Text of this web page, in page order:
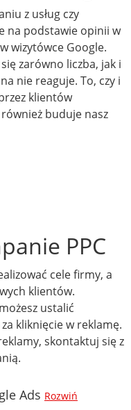
z usług czy
na podstawie opinii w
wizytówce Google.
zarówno liczba, jak i
nie reaguje. To, czy i
klientów
buduje nasz
PPC
cele firmy, a
klientów.
ustalić
kliknięcie w reklamę.
skontaktuj się z
Ads Rozwiń